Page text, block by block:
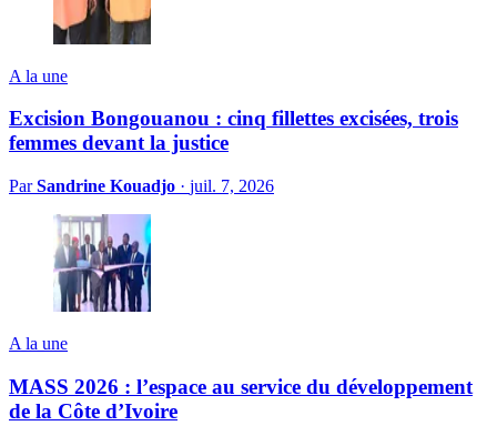
A la une
Excision Bongouanou : cinq fillettes excisées, trois
femmes devant la justice
ParSandrine Kouadjo · juil. 7, 2026
A la une
MASS 2026 : l’espace au service du développement
de la Côte d’Ivoire